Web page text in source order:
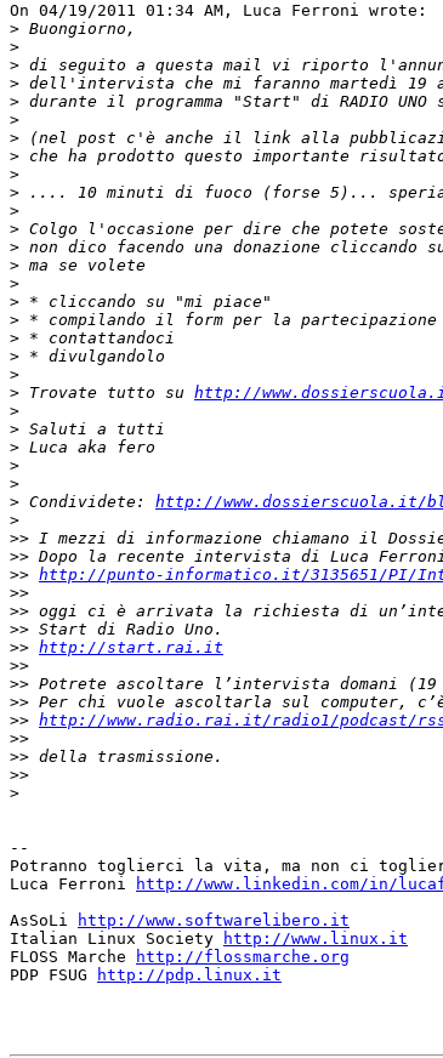
On 04/19/2011 01:34 AM, Luca Ferroni wrote:
>
>
>
>
>
>
>
>
>
>
>
>
>
>
>
>
>
>
>
>
> Trovate tutto su http://
>
>
>
>
>
> Condividete: http://www.dossierscuola.it/
>
>>
>>
>> http://punto-informatico.it/3135651/PI/
>>
>>
>>
>> http://start.rai.it
>>
>>
>>
>> http://www.radio.rai.it/radio1/podcast/
>>
>>
>>
>
--
Potranno toglierci la vita, ma non ci
Luca Ferroni
http://www.linkedin.com/in/
AsSoLi
http://www.softwarelibero.it
Italian Linux Society
http://www.linux.it
FLOSS Marche
http://flossmarche.org
PDP FSUG
http://pdp.linux.it